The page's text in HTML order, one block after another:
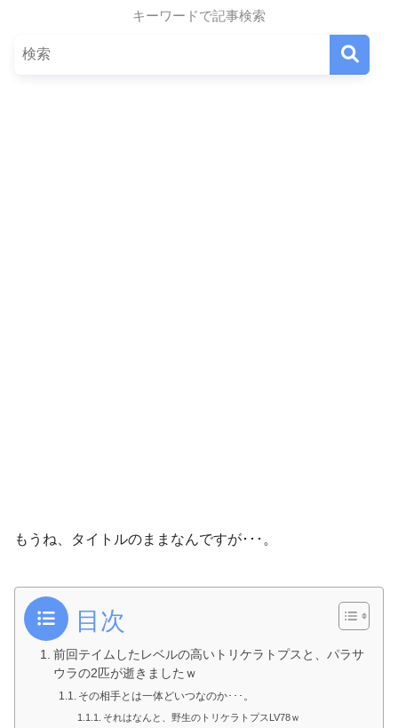
キーワードで記事検索
もうね、タイトルのままなんですが･･･。
目次
前回テイムしたレベルの高いトリケラトプスと、パラサ
ウラの2匹が逝きましたｗ
その相手とは一体どいつなのか･･･。
それはなんと、野生のトリケラトプスLV78ｗ